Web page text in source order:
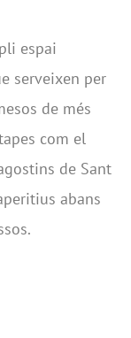
espai
serveixen per
de més
com el
de Sant
abans